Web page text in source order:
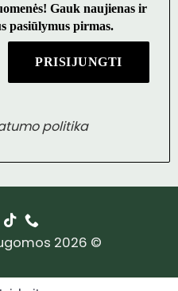
Gauk naujienas ir
pasiūlymus pirmas.
politika
2026 ©